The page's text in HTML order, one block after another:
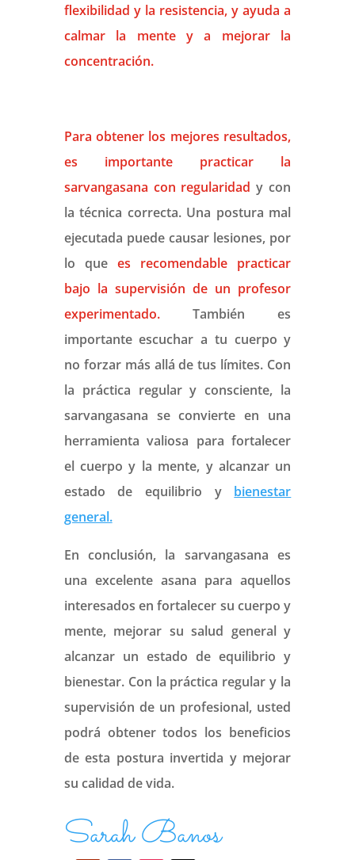
flexibilidad y la resistencia, y ayuda a
calmar la mente y a mejorar la
concentración.
Para obtener los mejores resultados,
es importante practicar la
sarvangasana con regularidady con
la técnica correcta. Una postura mal
ejecutada puede causar lesiones, por
lo que es recomendable practicar
bajo la supervisión de un profesor
experimentado. También es
importante escuchar a tu cuerpo y
no forzar más allá de tus límites. Con
la práctica regular y consciente, la
sarvangasana se convierte en una
herramienta valiosa para fortalecer
el cuerpo y la mente, y alcanzar un
estado de equilibrio y bienestar
general.
En conclusión, la sarvangasana es
una excelente asana para aquellos
interesados en fortalecer su cuerpo y
mente, mejorar su salud general y
alcanzar un estado de equilibrio y
bienestar. Con la práctica regular y la
supervisión de un profesional, usted
podrá obtener todos los beneficios
de esta postura invertida y mejorar
su calidad de vida.
Sarah Banos